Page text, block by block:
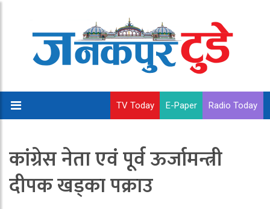
TV Today E-Paper Radio Today
कांग्रेस नेता एवं पूर्व ऊर्जामन्त्री
दीपक खड्का पक्राउ